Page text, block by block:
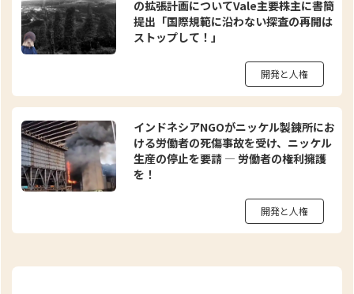
の拡張計画についてVale主要株主に書簡
提出「国際規範に沿わない探査の再開は
ストップして！」
開発と人権
インドネシアNGOがニッケル製錬所にお
ける労働者の死傷事故を受け、ニッケル
生産の停止を要請 ― 労働者の権利擁護
を！
開発と人権